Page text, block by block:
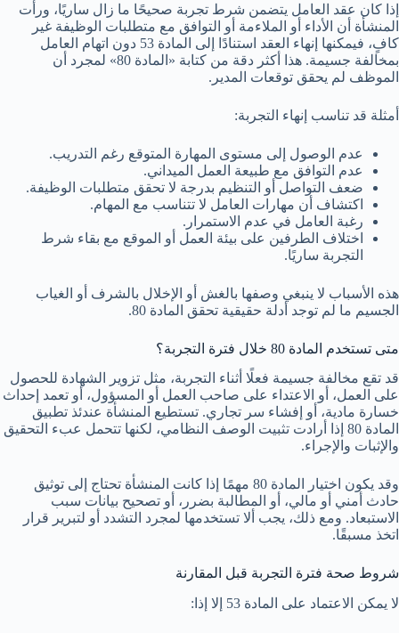
إذا كان عقد العامل يتضمن شرط تجربة صحيحًا ما زال ساريًا، ورأت
المنشأة أن الأداء أو الملاءمة أو التوافق مع متطلبات الوظيفة غير
كافٍ، فيمكنها إنهاء العقد استنادًا إلى المادة 53 دون اتهام العامل
بمخالفة جسيمة. هذا أكثر دقة من كتابة «المادة 80» لمجرد أن
الموظف لم يحقق توقعات المدير.
أمثلة قد تناسب إنهاء التجربة:
عدم الوصول إلى مستوى المهارة المتوقع رغم التدريب.
عدم التوافق مع طبيعة العمل الميداني.
ضعف التواصل أو التنظيم بدرجة لا تحقق متطلبات الوظيفة.
اكتشاف أن مهارات العامل لا تتناسب مع المهام.
رغبة العامل في عدم الاستمرار.
اختلاف الطرفين على بيئة العمل أو الموقع مع بقاء شرط
التجربة ساريًا.
هذه الأسباب لا ينبغي وصفها بالغش أو الإخلال بالشرف أو الغياب
الجسيم ما لم توجد أدلة حقيقية تحقق المادة 80.
متى تستخدم المادة 80 خلال فترة التجربة؟
قد تقع مخالفة جسيمة فعلًا أثناء التجربة، مثل تزوير الشهادة للحصول
على العمل، أو الاعتداء على صاحب العمل أو المسؤول، أو تعمد إحداث
خسارة مادية، أو إفشاء سر تجاري. تستطيع المنشأة عندئذ تطبيق
المادة 80 إذا أرادت تثبيت الوصف النظامي، لكنها تتحمل عبء التحقيق
والإثبات والإجراء.
وقد يكون اختيار المادة 80 مهمًا إذا كانت المنشأة تحتاج إلى توثيق
حادث أمني أو مالي، أو المطالبة بضرر، أو تصحيح بيانات سبب
الاستبعاد. ومع ذلك، يجب ألا تستخدمها لمجرد التشدد أو لتبرير قرار
اتخذ مسبقًا.
شروط صحة فترة التجربة قبل المقارنة
لا يمكن الاعتماد على المادة 53 إلا إذا: